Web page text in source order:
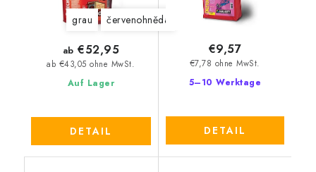
grau červenohnědá
Auf Lager
ab €43,05 ohne MwSt.
ab €52,95
DETAIL
5–10 Werktage
€7,78 ohne MwSt.
€9,57
DETAIL